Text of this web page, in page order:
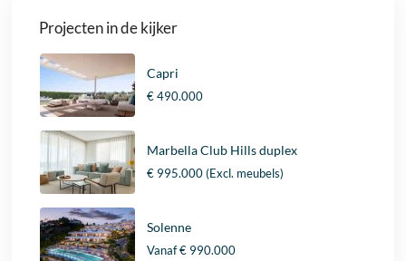
Projecten in de kijker
Capri
€ 490.000
Marbella Club Hills duplex
€ 995.000(Excl. meubels)
Solenne
Vanaf€ 990.000